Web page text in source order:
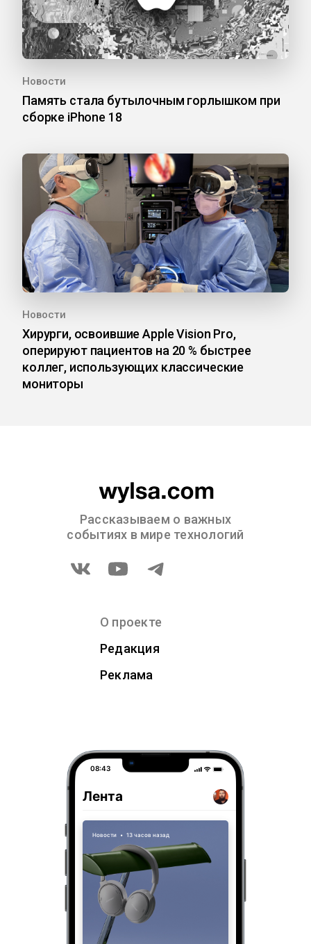
Новости
Память стала бутылочным горлышком при
сборке iPhone 18
Новости
Хирурги, освоившие Apple Vision Pro,
оперируют пациентов на 20 % быстрее
коллег, использующих классические
мониторы
Рассказываем о важных
событиях в мире технологий
О проекте
Редакция
Реклама
08:43
Лента
Новости • 13 часов назад